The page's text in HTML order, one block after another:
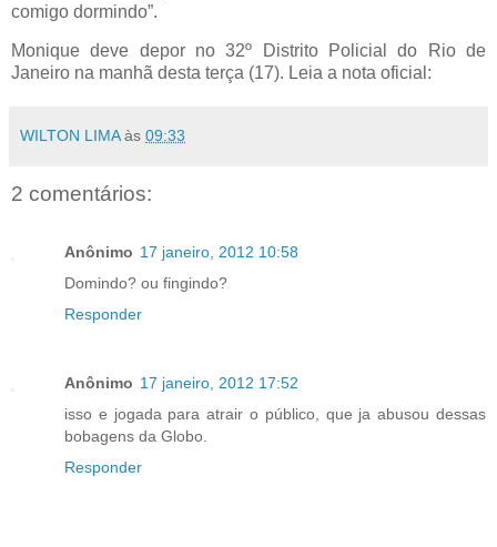
comigo dormindo”.
Monique deve depor no 32º Distrito Policial do Rio de
Janeiro na manhã desta terça (17). Leia a nota oficial:
WILTON LIMA às 09:33
2 comentários:
Anônimo 17 janeiro, 2012 10:58
Domindo? ou fingindo?
Responder
Anônimo 17 janeiro, 2012 17:52
isso e jogada para atrair o público, que ja abusou dessas
bobagens da Globo.
Responder